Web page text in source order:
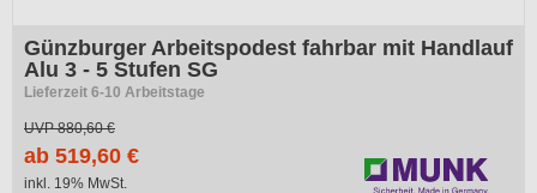
Günzburger Arbeitspodest fahrbar mit Handlauf
Alu 3 - 5 Stufen SG
Lieferzeit 6-10 Arbeitstage
UVP880,60 €
ab 519,60 €
inkl. 19% MwSt.